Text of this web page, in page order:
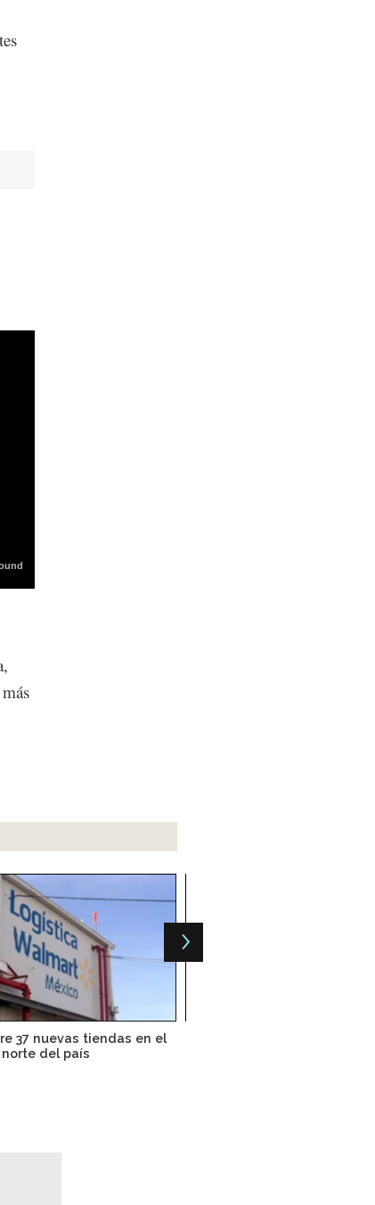
37 nuevas tiendas en el
norte del país